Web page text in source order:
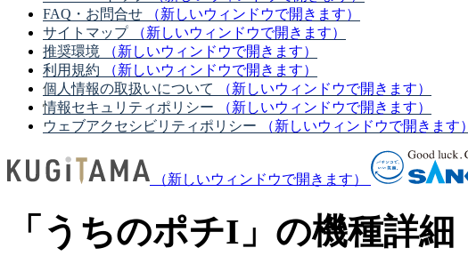
FAQ・お問合せ
（新しいウィンドウで開きます）
サイトマップ
（新しいウィンドウで開きます）
推奨環境
（新しいウィンドウで開きます）
利用規約
（新しいウィンドウで開きます）
個人情報の取扱いについて
（新しいウィンドウで開きます）
情報セキュリティポリシー
（新しいウィンドウで開きます）
ウェブアクセシビリティポリシー
（新しいウィンドウで開きます）
（新しいウィンドウで開きます）
「うちのポチI」の機種詳細